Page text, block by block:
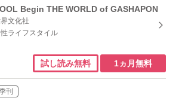
Begin THE WORLD of GASHAPON
文化社
ライフスタイル
試し読み無料 1ヵ月無料
刊